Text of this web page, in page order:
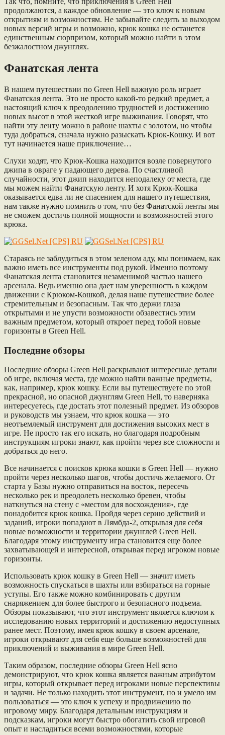
продолжаются, а каждое обновление — это ключ к новым
открытиям и возможностям. Не забывайте следить за выходом
новых версий игры и возможно, крюк кошка не останется
единственным сюрпризом, который можно найти в этом
безжалостном джунглях.
Фанатская лента
В нашем путешествии по Green Hell важную роль играет
Фанатская лента. Это не просто какой-то редкий предмет, а
настоящий ключ к преодолению трудностей и достижению
новых высот в этой жесткой игре выживания. Говорят, что
найти эту ленту можно в районе шахты с золотом, но чтобы
туда добраться, сначала нужно разыскать Крюк-Кошку. И вот
тут начинается наше приключение…
Слухи ходят, что Крюк-Кошка находится возле повернутого
джипа в овраге у падающего дерева. По счастливой
случайности, этот джип находится неподалеку от места, где
мы можем найти Фанатскую ленту. И хотя Крюк-Кошка
оказывается едва ли не спасением для нашего путешествия,
нам также нужно помнить о том, что без Фанатской ленты мы
не сможем достичь полной мощности и возможностей этого
крюка.
Стараясь не заблудиться в этом зеленом аду, мы понимаем, как
важно иметь все инструменты под рукой. Именно поэтому
Фанатская лента становится незаменимой частью нашего
арсенала. Ведь именно она дает нам уверенность в каждом
движении с Крюком-Кошкой, делая наше путешествие более
стремительным и безопасным. Так что держи глаза
открытыми и не упусти возможности обзавестись этим
важным предметом, который откроет перед тобой новые
горизонты в Green Hell.
Последние обзоры
Последние обзоры Green Hell раскрывают интересные детали
об игре, включая места, где можно найти важные предметы,
как, например, крюк кошку. Если вы путешествуете по этой
прекрасной, но опасной джунглям Green Hell, то наверняка
интересуетесь, где достать этот полезный предмет. Из обзоров
и руководств мы узнаем, что крюк кошка — это
неотъемлемый инструмент для достижения высоких мест в
игре. Не просто так его искать, но благодаря подробным
инструкциям игроки знают, как пройти через все сложности и
добраться до него.
Все начинается с поисков крюка кошки в Green Hell — нужно
пройти через несколько шагов, чтобы достичь желаемого. От
старта у Базы нужно отправиться на восток, пересечь
несколько рек и преодолеть несколько бревен, чтобы
наткнуться на стену с «местом для восхождения», где
понадобится крюк кошка. Пройдя через серию действий и
заданий, игроки попадают в Лямбда-2, открывая для себя
новые возможности и территории джунглей Green Hell.
Благодаря этому инструменту игра становится еще более
захватывающей и интересной, открывая перед игроком новые
горизонты.
Использовать крюк кошку в Green Hell — значит иметь
возможность спускаться в шахты или взбираться на горные
уступы. Его также можно комбинировать с другим
снаряжением для более быстрого и безопасного подъема.
Обзоры показывают, что этот инструмент является ключом к
исследованию новых территорий и достижению недоступных
ранее мест. Поэтому, имея крюк кошку в своем арсенале,
игроки открывают для себя еще больше возможностей для
приключений и выживания в мире Green Hell.
Таким образом, последние обзоры Green Hell ясно
демонстрируют, что крюк кошка является важным атрибутом
игры, который открывает перед игроками новые перспективы
и задачи. Не только находить этот инструмент, но и умело им
пользоваться — это ключ к успеху и продвижению по
игровому миру. Благодаря детальным инструкциям и
подсказкам, игроки могут быстро обогатить свой игровой
опыт и насладиться всеми возможностями, которые